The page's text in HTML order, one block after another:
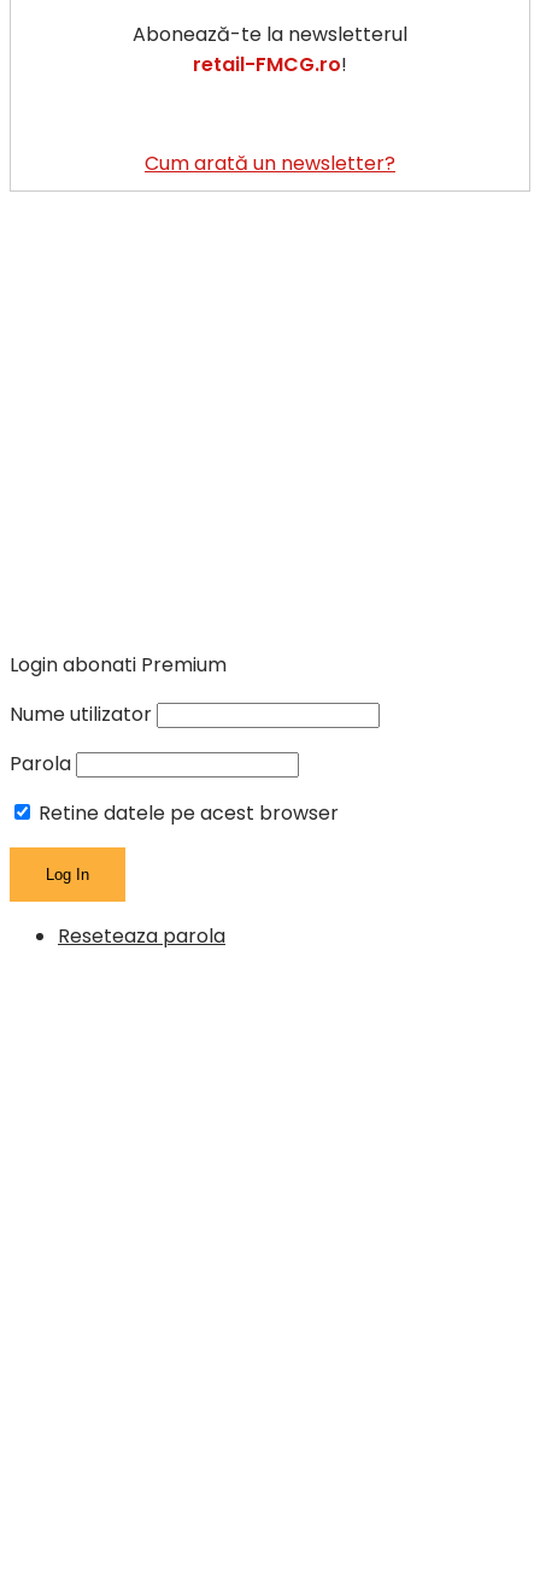
Abonează-te la newsletterul
retail-FMCG.ro!
Cum arată un newsletter?
Login abonati Premium
Nume utilizator
Parola
Retine datele pe acest browser
Reseteaza parola